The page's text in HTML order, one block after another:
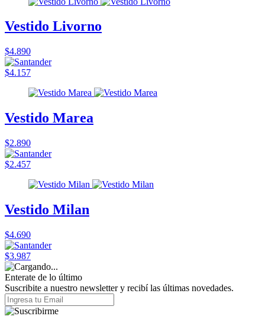
Vestido Livorno
$4.890
$4.157
Vestido Marea
$2.890
$2.457
Vestido Milan
$4.690
$3.987
Enterate de lo último
Suscribite a nuestro newsletter y recibí las últimas novedades.